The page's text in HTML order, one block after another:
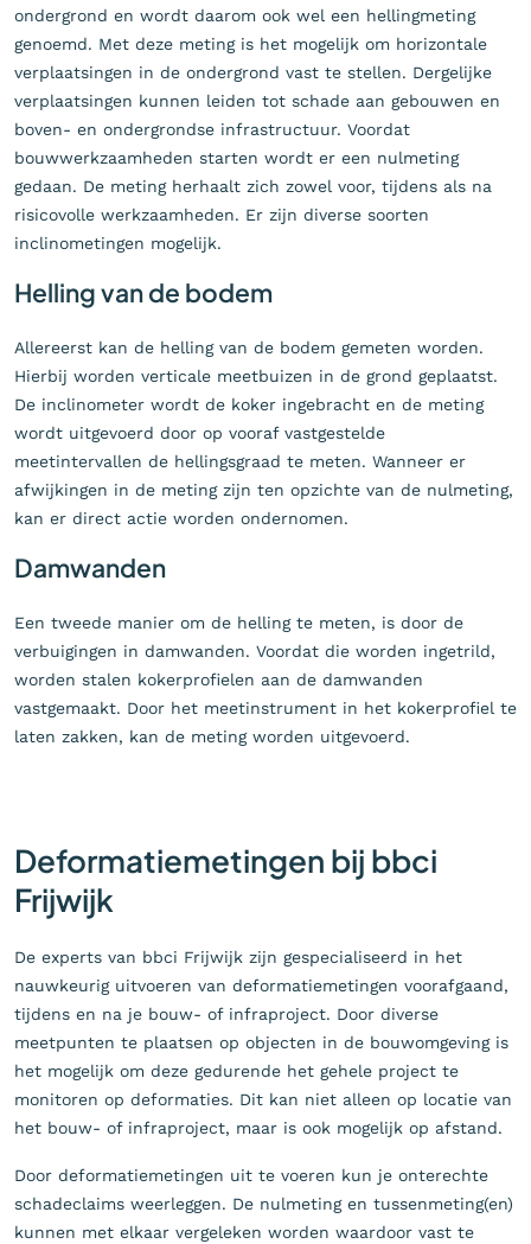
ondergrond en wordt daarom ook wel een hellingmeting
genoemd. Met deze meting is het mogelijk om horizontale
verplaatsingen in de ondergrond vast te stellen. Dergelijke
verplaatsingen kunnen leiden tot schade aan gebouwen en
boven- en ondergrondse infrastructuur. Voordat
bouwwerkzaamheden starten wordt er een nulmeting
gedaan. De meting herhaalt zich zowel voor, tijdens als na
risicovolle werkzaamheden. Er zijn diverse soorten
inclinometingen mogelijk.
Helling van de bodem
Allereerst kan de helling van de bodem gemeten worden.
Hierbij worden verticale meetbuizen in de grond geplaatst.
De inclinometer wordt de koker ingebracht en de meting
wordt uitgevoerd door op vooraf vastgestelde
meetintervallen de hellingsgraad te meten. Wanneer er
afwijkingen in de meting zijn ten opzichte van de nulmeting,
kan er direct actie worden ondernomen.
Damwanden
Een tweede manier om de helling te meten, is door de
verbuigingen in damwanden. Voordat die worden ingetrild,
worden stalen kokerprofielen aan de damwanden
vastgemaakt. Door het meetinstrument in het kokerprofiel te
laten zakken, kan de meting worden uitgevoerd.
Deformatiemetingen bij bbci
Frijwijk
De experts van bbci Frijwijk zijn gespecialiseerd in het
nauwkeurig uitvoeren van deformatiemetingen voorafgaand,
tijdens en na je bouw- of infraproject. Door diverse
meetpunten te plaatsen op objecten in de bouwomgeving is
het mogelijk om deze gedurende het gehele project te
monitoren op deformaties. Dit kan niet alleen op locatie van
het bouw- of infraproject, maar is ook mogelijk op afstand.
Door deformatiemetingen uit te voeren kun je onterechte
schadeclaims weerleggen. De nulmeting en tussenmeting(en)
kunnen met elkaar vergeleken worden waardoor vast te